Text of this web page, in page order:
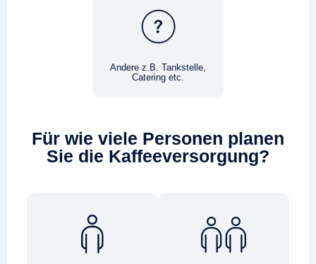
Andere z.B. Tankstelle,
Catering etc.
Für wie viele Personen planen
Sie die Kaffeeversorgung?